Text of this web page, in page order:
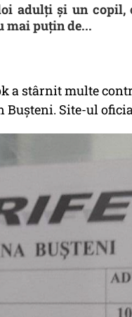
adulți și un copil,
mai puțin de...
a stârnit multe
Bușteni. Site-ul